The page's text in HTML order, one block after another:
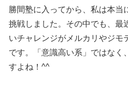
勝間塾に入ってから、私は本当
挑戦しました。その中でも、最
いチャレンジがメルカリやジモ
です。「意識高い系」ではなく
すよね！^^